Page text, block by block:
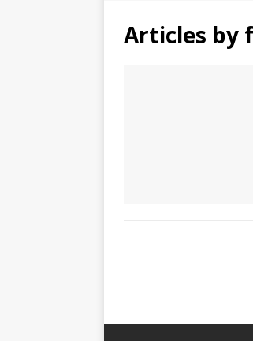
Articles by